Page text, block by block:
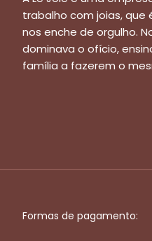
trabalho com joias, que
nos enche de orgulho.
dominava o ofício,
família a fazerem o
Formas de pagamento: